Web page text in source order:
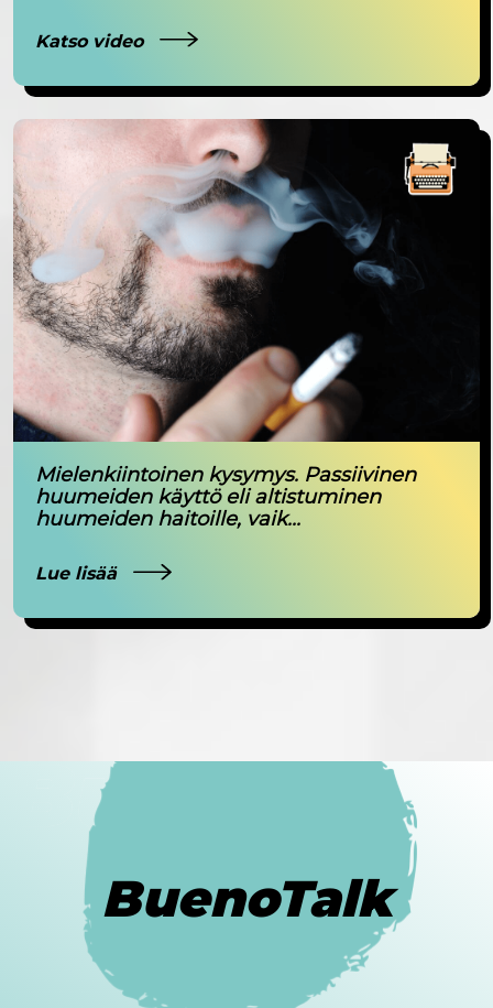
Katso video
Mielenkiintoinen kysymys. Passiivinen
huumeiden käyttö eli altistuminen
huumeiden haitoille, vaik...
Lue lisää
BuenoTalk